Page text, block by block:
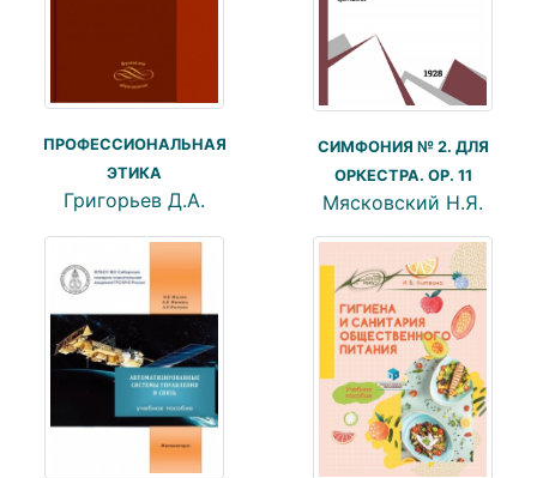
ПРОФЕССИОНАЛЬНАЯ
ЭТИКА
Григорьев Д.А.
СИМФОНИЯ № 2. ДЛЯ
ОРКЕСТРА. ОР. 11
Мясковский Н.Я.